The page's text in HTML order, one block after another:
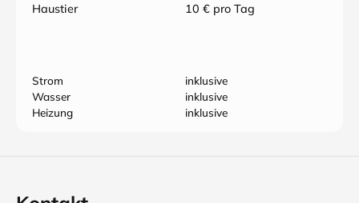
Haustier
10 € pro Tag
Strom
inklusive
Wasser
inklusive
Heizung
inklusive